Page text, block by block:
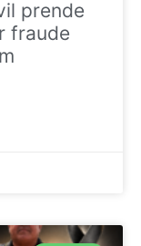
prende
fraude